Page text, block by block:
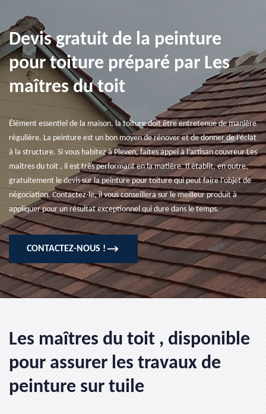
Devis gratuit de la peinture
pour toiture préparé par Les
maîtres du toit
Élément essentiel de la maison, la toiture doit être entretenue de manière
régulière. La peinture est un bon moyen de rénover et de donner de l’éclat
à la structure. Si vous habitez à Pleven, faites appel à l’artisan couvreur Les
maîtres du toit , il est très performant en la matière. Il établit, en outre,
gratuitement le devis sur la peinture pour toiture qui peut faire l’objet de
négociation. Contactez-le, il vous conseillera sur le meilleur produit à
appliquer pour un résultat exceptionnel qui dure dans le temps.
CONTACTEZ-NOUS !
Les maîtres du toit , disponible
pour assurer les travaux de
peinture sur tuile